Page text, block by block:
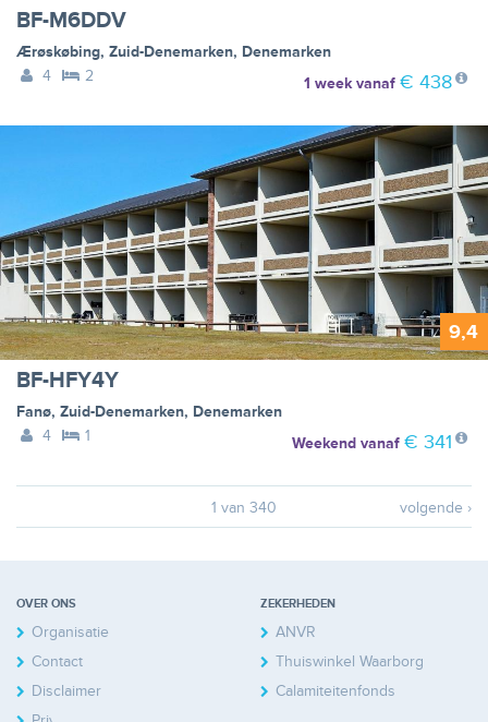
BF-M6DDV
Ærøskøbing, Zuid-Denemarken, Denemarken
4
2 1 weekvanaf € 438
9,4
BF-HFY4Y
Fanø, Zuid-Denemarken, Denemarken
4
1 Weekendvanaf € 341
1 van 340 volgende ›
OVER ONS
Organisatie
Contact
Disclaimer
ZEKERHEDEN
ANVR
Thuiswinkel Waarborg
Calamiteitenfonds